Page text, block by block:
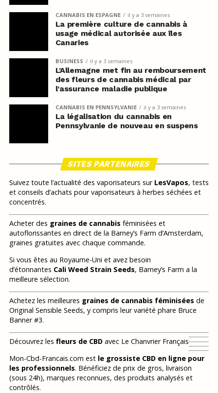
CANNABIS EN ESPAGNE il y a 3 semaines
La première culture de cannabis à
usage médical autorisée aux îles
Canaries
BUSINESS il y a 3 semaines
L’Allemagne met fin au remboursement
des fleurs de cannabis médical par
l’assurance maladie publique
CANNABIS EN PENNSYLVANIE il y a 3 semaines
La légalisation du cannabis en
Pennsylvanie de nouveau en suspens
SITES PARTENAIRES
Suivez toute l’actualité des vaporisateurs sur LesVapos, tests
et conseils d’achats pour vaporisateurs à herbes séchées et
concentrés.
Acheter des graines de cannabis féminisées et
autoflorissantes en direct de la Barney’s Farm d’Amsterdam,
graines gratuites avec chaque commande.
Si vous êtes au Royaume-Uni et avez besoin
d’étonnantes Cali Weed Strain Seeds, Barney’s Farm a la
meilleure sélection.
Achetez les meilleures graines de cannabis féminisées de
Original Sensible Seeds, y compris leur variété phare Bruce
Banner #3.
Découvrez les fleurs de CBDavec Le Chanvrier Français
Mon-Cbd-Francais.com est le grossiste CBD en ligne pour
les professionnels. Bénéficiez de prix de gros, livraison
(sous 24h), marques reconnues, des produits analysés et
contrôlés.